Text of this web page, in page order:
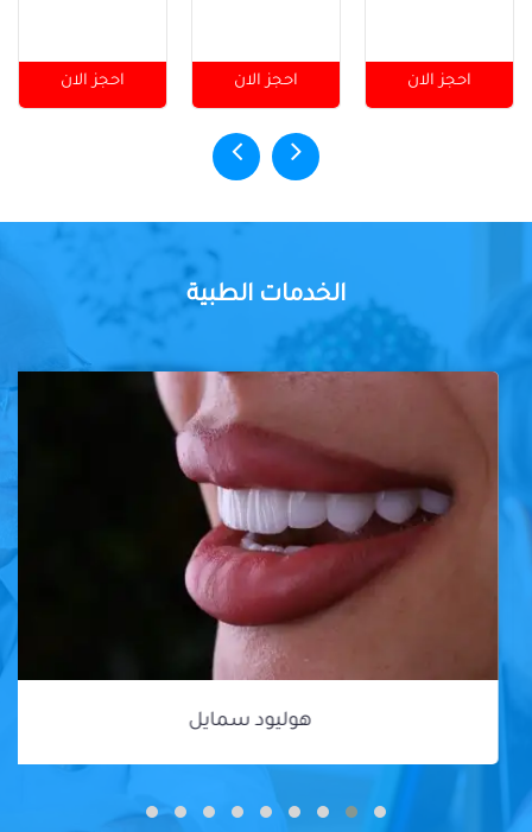
احجز الان احجز الان احجز الان
الخدمات الطبية
هوليود سمايل